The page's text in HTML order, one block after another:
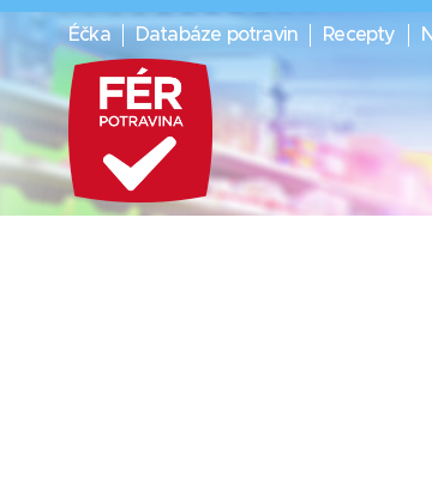
Éčka Databáze potravin Recepty